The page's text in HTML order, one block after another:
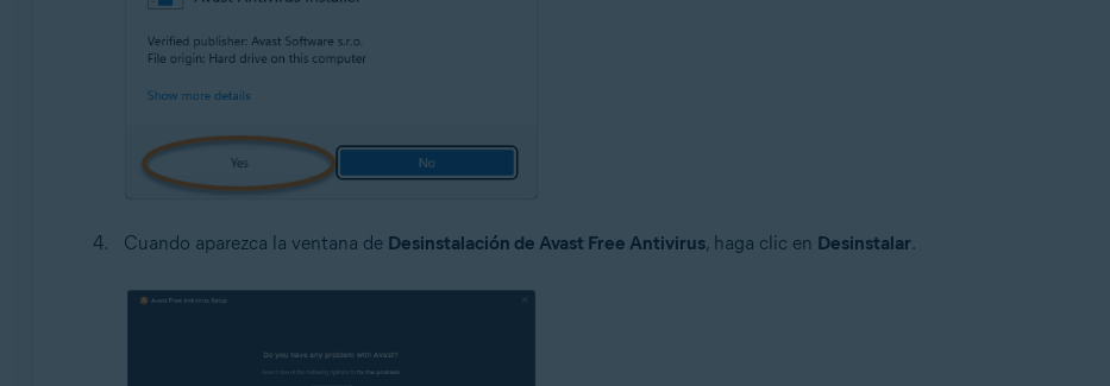
Cuando aparezca la ventana de Desinstalación de Avast Free Antivirus, haga clic en Desinstalar.